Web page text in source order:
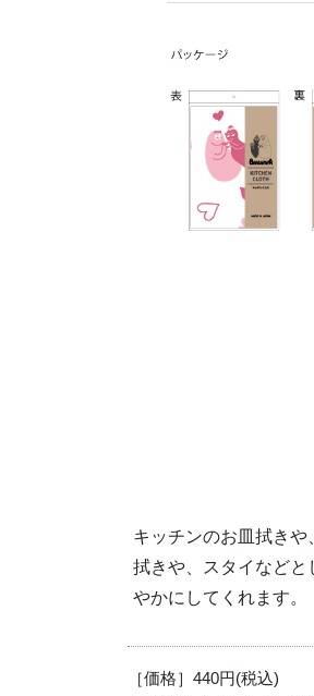
キッチンのお皿拭き
拭きや、スタイなど
やかにしてくれます。
［価格］440円(税込)